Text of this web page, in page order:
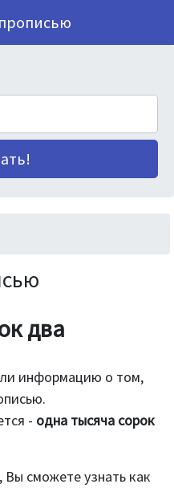
два
информацию о том,
- одна тысяча сорок
сможете узнать как